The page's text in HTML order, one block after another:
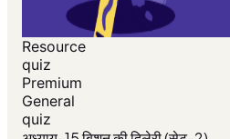
Resource
quiz
Premium
General
quiz